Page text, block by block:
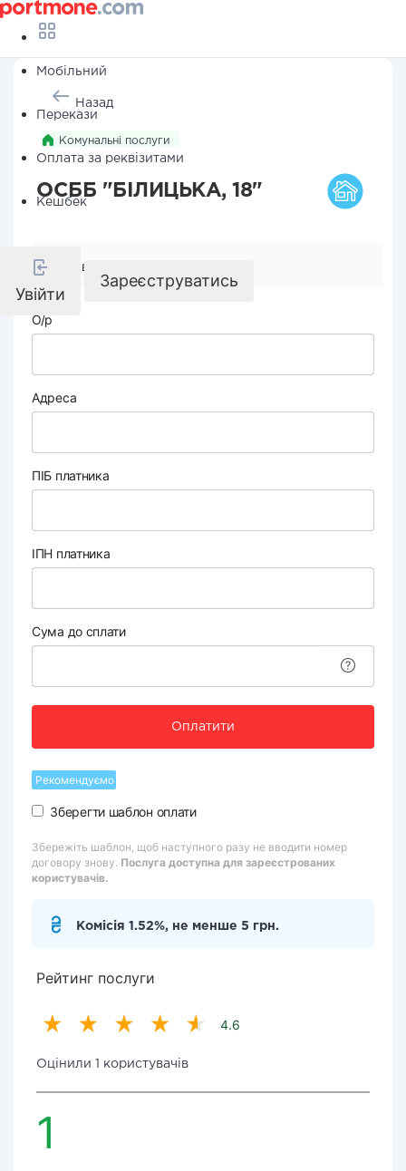
Мобільний
Перекази
Оплата за реквізитами
Кешбек
Увійти
Зареєструватись
Назад
Комунальні послуги
ОСББ "БІЛИЦЬКА, 18"
Реквізити компанії
О/р
Адреса
ПІБ платника
ІПН платника
Сума до сплати
Оплатити
Рекомендуємо
Зберегти шаблон оплати
Збережіть шаблон, щоб наступного разу не вводити номер
договору знову. Послуга доступна для зареєстрованих
користувачів.
Комісія 1.52%, не менше 5 грн.
Рейтинг послуги
4.6
Оцінили 1 користувачів
1